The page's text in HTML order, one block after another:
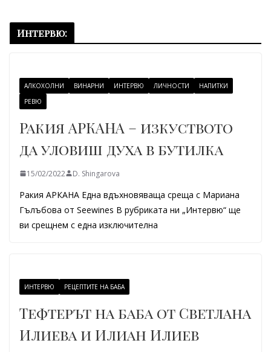
Интервю:
АЛКОХОЛНИ ВИНАРНИ ИНТЕРВЮ ЛИЧНОСТИ
НАПИТКИ
РЕВЮ
Ракия АРКАНА – изкуството
да уловиш духа в бутилка
15/02/2022 D. Shingarova
Ракия АРКАНА Една вдъхновяваща среща с Мариана
Гълъбова от Seewines В рубриката ни „Интервю“ ще
ви срещнем с една изключителна
ИНТЕРВЮ РЕЦЕПТИТЕ НА БАБА
Тефтерът на баба от Светлана
Илиева и Илиан Илиев